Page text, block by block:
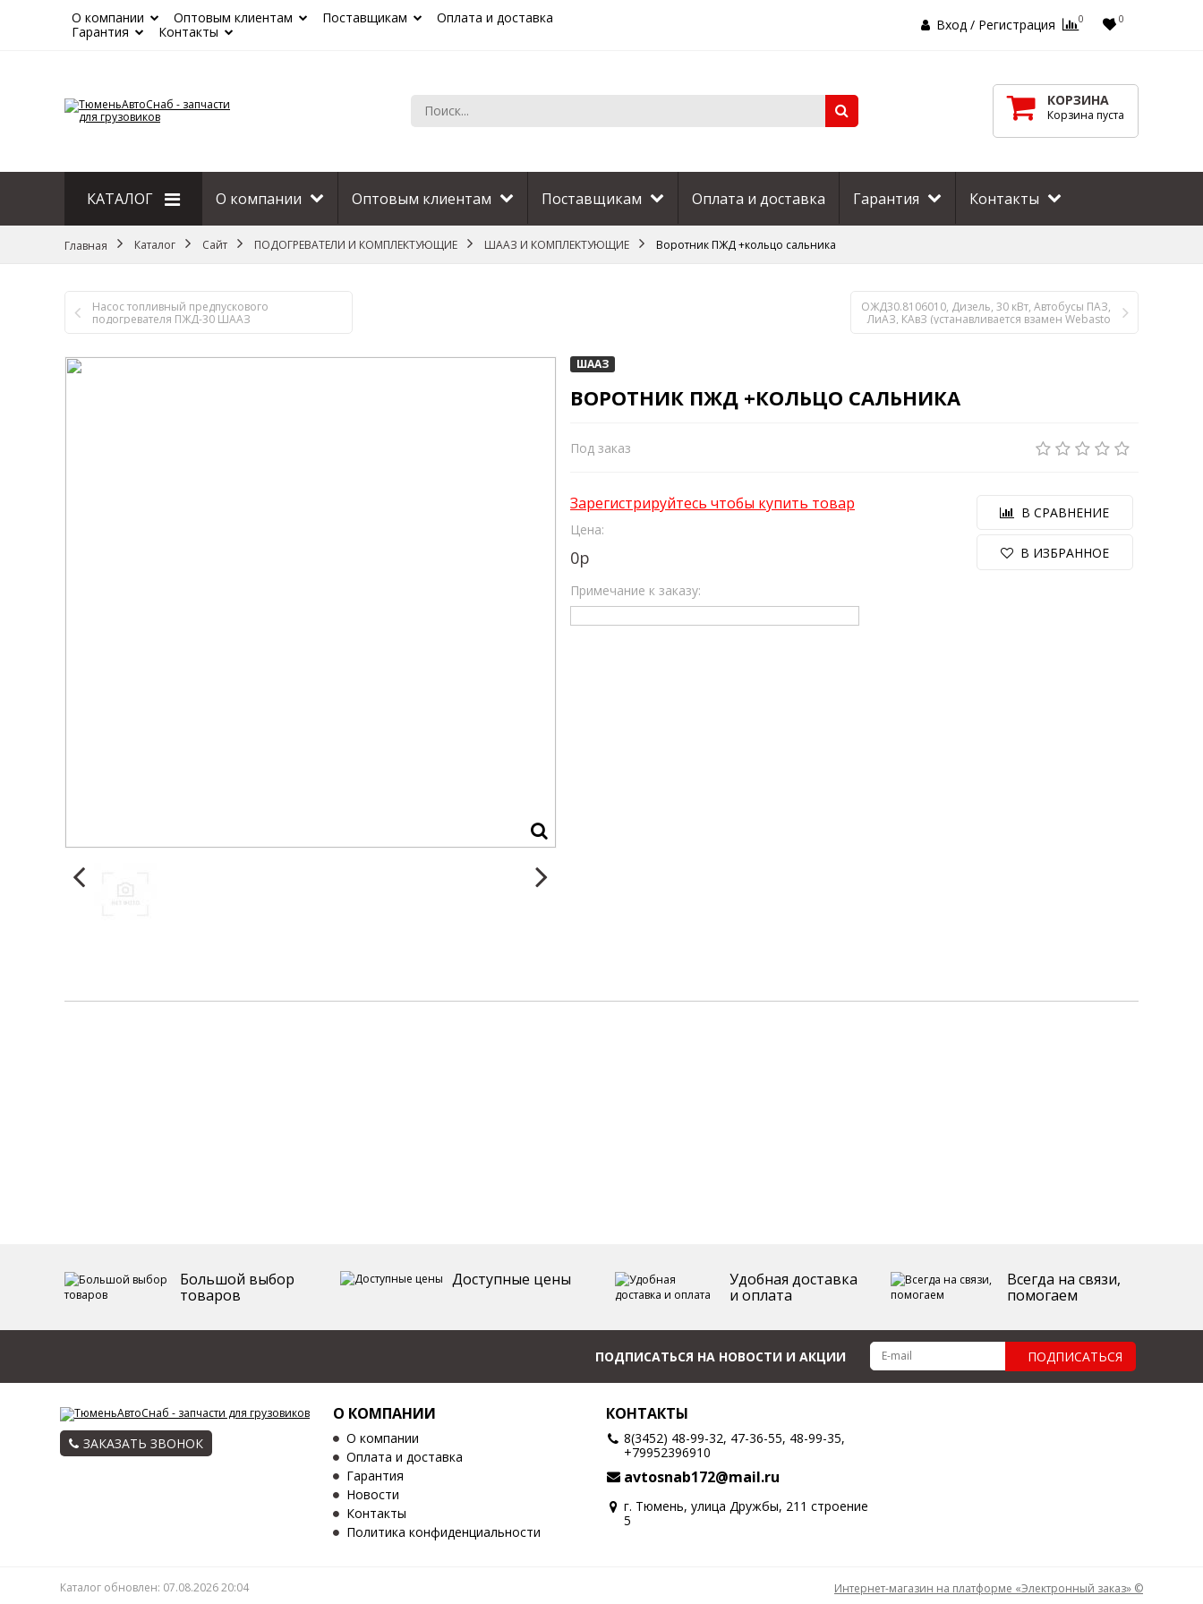
О компании Оптовым клиентам Поставщикам
Оплата и доставка
Гарантия
Контакты Вход / Регистрация 0 0
КОРЗИНА
Корзина пуста
КАТАЛОГ
Сайт
О компании Оптовым клиентам Поставщикам Оплата и доставка Гарантия Контакты
Главная Каталог Сайт ПОДОГРЕВАТЕЛИ И КОМПЛЕКТУЮЩИЕ ШААЗ И КОМПЛЕКТУЮЩИЕ Воротник ПЖД +кольцо сальника
Насос топливный предпускового
подогревателя ПЖД-30 ШААЗ
ОЖД30.8106010, Дизель, 30 кВт, Автобусы ПАЗ,
ЛиАЗ, КАвЗ (устанавливается взамен Webasto
ШААЗ
ВОРОТНИК ПЖД +КОЛЬЦО САЛЬНИКА
Под заказ
Зарегистрируйтесь чтобы купить товар
Цена:
0р
Примечание к заказу:
В СРАВНЕНИЕ
В ИЗБРАННОЕ
Большой выбор
товаров
Доступные цены
Удобная доставка
и оплата
Всегда на связи,
помогаем
ПОДПИСАТЬСЯ НА НОВОСТИ И АКЦИИ ПОДПИСАТЬСЯ
ЗАКАЗАТЬ ЗВОНОК
О КОМПАНИИ
О компании
Оплата и доставка
Гарантия
Новости
Контакты
Политика конфиденциальности
КОНТАКТЫ
8(3452) 48-99-32, 47-36-55, 48-99-35,
+79952396910
avtosnab172@mail.ru
г. Тюмень, улица Дружбы, 211 строение
5
Каталог обновлен: 07.08.2026 20:04 Интернет-магазин на платформе «Электронный заказ» ©